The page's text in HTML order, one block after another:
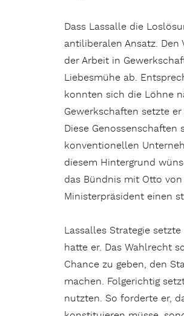
Dass Lassalle die
antiliberalen Ansatz.
der Arbeit in
Liebesmühe ab.
konnten sich die Löhne
Gewerkschaften setzte
Diese
konventionellen
diesem Hintergrund
das Bündnis mit Otto
Ministerpräsident einen
Lassalles Strategie
hatte er. Das Wahlrecht
Chance zu geben, den
machen. Folgerichtig
nutzten. So forderte er,